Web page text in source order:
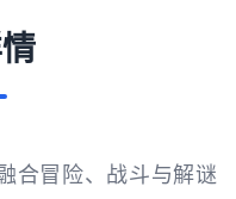
合冒险、战斗与解谜